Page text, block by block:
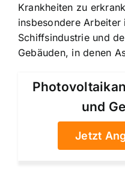
Krankheiten zu
insbesondere
Schiffsindustrie und
Gebäuden, in denen
und
Jetzt